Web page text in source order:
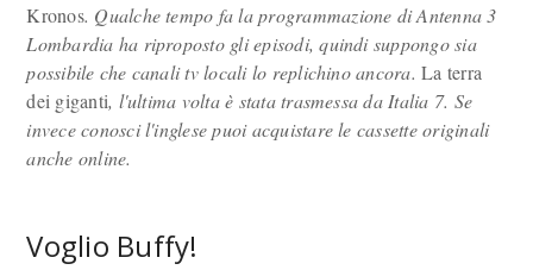
Kronos. Qualche tempo fa la programmazione di Antenna 3
Lombardia ha riproposto gli episodi, quindi suppongo sia
possibile che canali tv locali lo replichino ancora.La terra
dei giganti, l'ultima volta è stata trasmessa da Italia 7. Se
invece conosci l'inglese puoi acquistare le cassette originali
anche online.
Voglio Buffy!